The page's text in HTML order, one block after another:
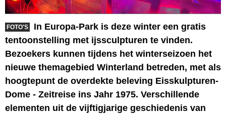
FOTO'S
In Europa-Park is deze winter een gratis
tentoonstelling met ijssculpturen te vinden.
Bezoekers kunnen tijdens het winterseizoen het
nieuwe themagebied Winterland betreden, met als
hoogtepunt de overdekte beleving Eisskulpturen-
Dome - Zeitreise ins Jahr 1975. Verschillende
elementen uit de vijftigjarige geschiedenis van